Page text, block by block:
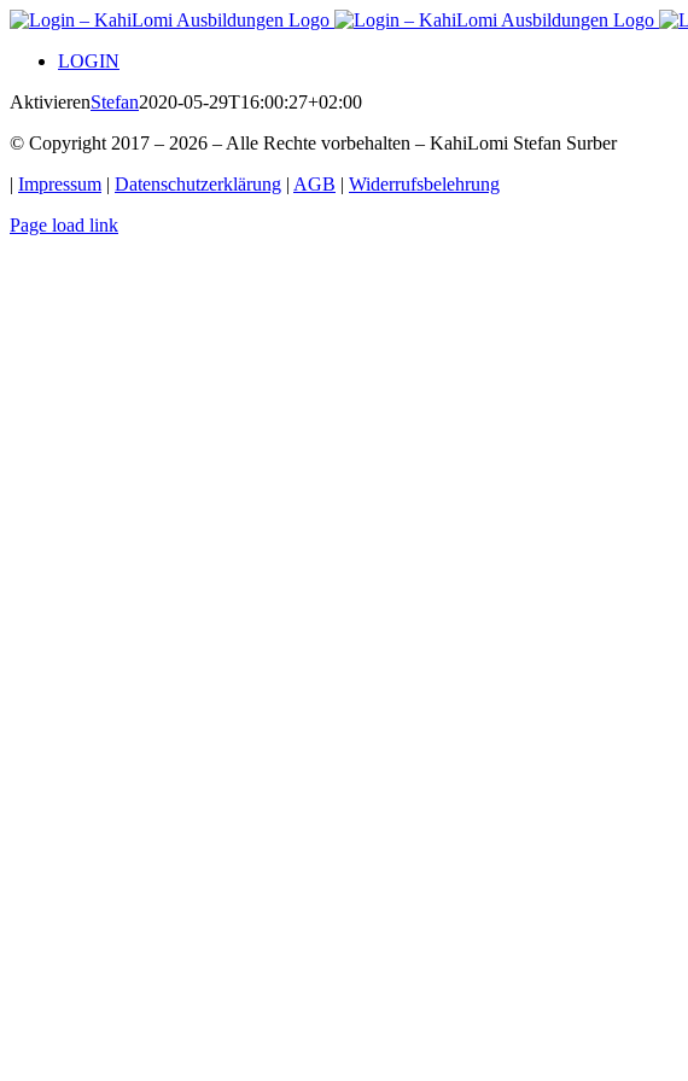
Zum
springenLOGIN
AktivierenStefan2020-05-29T16:00:27+02:00
© Copyright 2017 – 2026 – Alle Rechte vorbehalten – KahiLomi Stefan Surber
| Impressum | Datenschutzerklärung | AGB | Widerrufsbelehrung
Page load link